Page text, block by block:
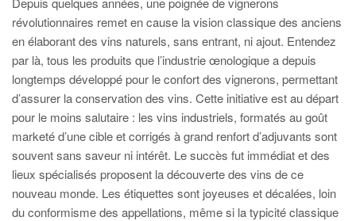
révolutionnaires remet en cause la vision classique des anciens
en élaborant des vins naturels, sans entrant, ni ajout. Entendez
par là, tous les produits que l’industrie œnologique a depuis
longtemps développé pour le confort des vignerons, permettant
d’assurer la conservation des vins. Cette initiative est au départ
pour le moins salutaire : les vins industriels, formatés au goût
marketé d’une cible et corrigés à grand renfort d’adjuvants sont
souvent sans saveur ni intérêt. Le succès fut immédiat et des
lieux spécialisés proposent la découverte des vins de ce
nouveau monde. Les étiquettes sont joyeuses et décalées, loin
du conformisme des appellations, même si la typicité classique